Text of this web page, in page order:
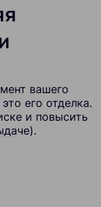
вашего
его отделка.
и повысить